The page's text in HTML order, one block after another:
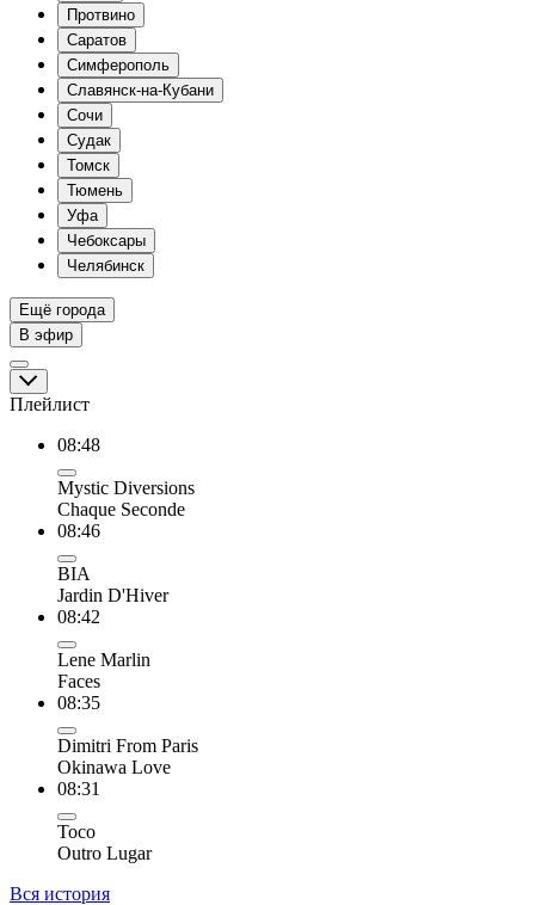
Протвино
Саратов
Симферополь
Славянск-на-Кубани
Сочи
Судак
Томск
Тюмень
Уфа
Чебоксары
Челябинск
Ещё города
В эфир
Плейлист
08:48
Mystic Diversions
Chaque Seconde
08:46
BIA
Jardin D'Hiver
08:42
Lene Marlin
Faces
08:35
Dimitri From Paris
Okinawa Love
08:31
Toco
Outro Lugar
Вся история